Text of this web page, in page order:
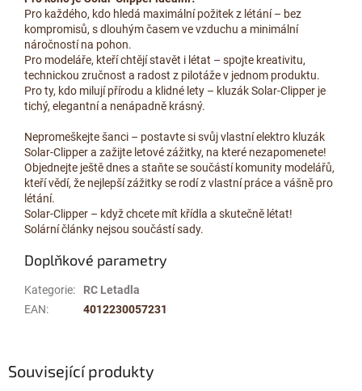
Související produkty
Pro každého, kdo hledá maximální požitek z létání – bez
kompromisů, s dlouhým časem ve vzduchu a minimální
náročností na pohon.
Pro modeláře, kteří chtějí stavět i létat – spojte kreativitu,
technickou zručnost a radost z pilotáže v jednom produktu.
Pro ty, kdo milují přírodu a klidné lety – kluzák Solar-Clipper je
tichý, elegantní a nenápadně krásný.
Nepromeškejte šanci – postavte si svůj vlastní elektro kluzák
Solar-Clipper a zažijte letové zážitky, na které nezapomenete!
Objednejte ještě dnes a staňte se součástí komunity modelářů,
kteří vědí, že nejlepší zážitky se rodí z vlastní práce a vášně pro
létání.
Solar-Clipper – když chcete mít křídla a skutečně létat!
Solární články nejsou součástí sady.
Doplňkové parametry
Kategorie:
RC Letadla
EAN: 4012230057231